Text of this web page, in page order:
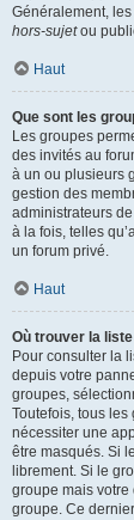
Généralement,
hors-sujetou
Haut
Que sont les
Les groupes
des invités au
à un ou plusieurs
gestion des
administrateurs
à la fois, telles
un forum privé.
Haut
Où trouver la
Pour consulter la
depuis votre
groupes,
Toutefois, tous
nécessiter une
être masqués. Si
librement. Si le
groupe mais votre
groupe. Ce